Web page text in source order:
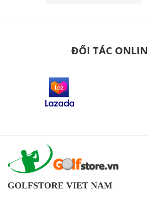
ĐỐI TÁC
GOLFSTORE VIET NAM